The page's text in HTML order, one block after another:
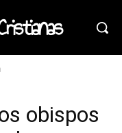
obispos